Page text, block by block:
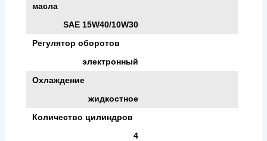
масла
SAE 15W40/10W30
Регулятор оборотов
электронный
Охлаждение
жидкостное
Количество цилиндров
4